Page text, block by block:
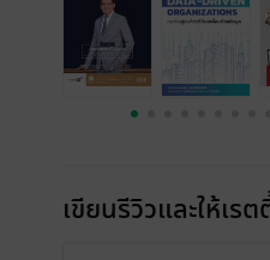
เขียนรีวิวและให้เร